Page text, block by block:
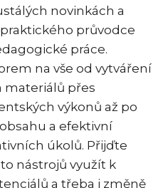
novinkách a
průvodce
práce.
na vše od vytváření
materiálů přes
výkonů až po
a efektivní
úkolů. Přijďte
nástrojů využít k
a třeba i změně